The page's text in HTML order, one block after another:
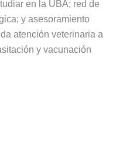
en la UBA; red de
y asesoramiento
atención veterinaria a
y vacunación